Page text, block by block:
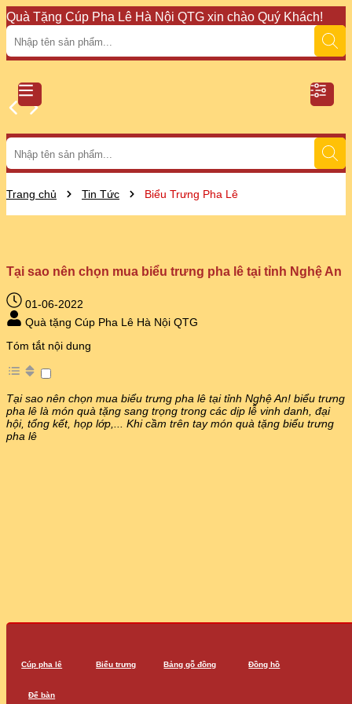
Quà Tặng Cúp Pha Lê Hà Nội QTG xin chào Quý Khách!
Trang chủ Tin Tức Biểu Trưng Pha Lê
Tại sao nên chọn mua biểu trưng pha lê tại tỉnh Nghệ
An
01-06-2022
Quà tặng Cúp Pha Lê Hà Nội QTG
Tóm tắt nội dung
Tại sao nên chọn mua biểu trưng pha lê tại tỉnh Nghệ An! biểu
trưng pha lê là món quà tặng sang trọng trong các dịp lễ vinh
Cúp pha lê Biểu trưng Bảng gỗ đồng Đồng hồ
Để bàn